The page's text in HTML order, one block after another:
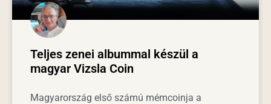
Teljes zenei albummal készül a
magyar Vizsla Coin
Magyarország első számú mémcoinja a